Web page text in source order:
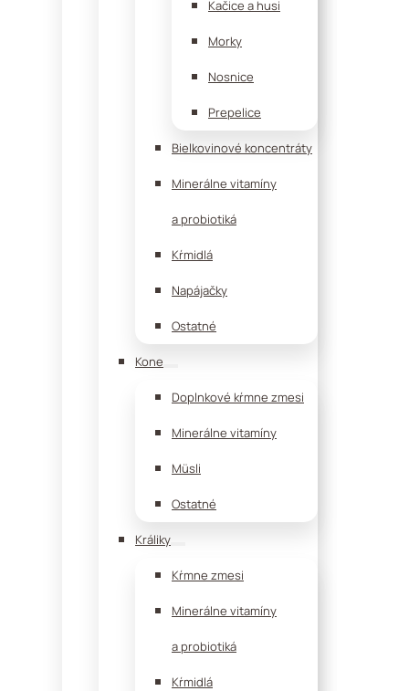
Kačice a husi
Morky
Nosnice
Prepelice
Bielkovinové koncentráty
Minerálne vitamíny
a probiotiká
Kŕmidlá
Napájačky
Ostatné
Kone
Doplnkové kŕmne zmesi
Minerálne vitamíny
Müsli
Ostatné
Králiky
Kŕmne zmesi
Minerálne vitamíny
a probiotiká
Kŕmidlá